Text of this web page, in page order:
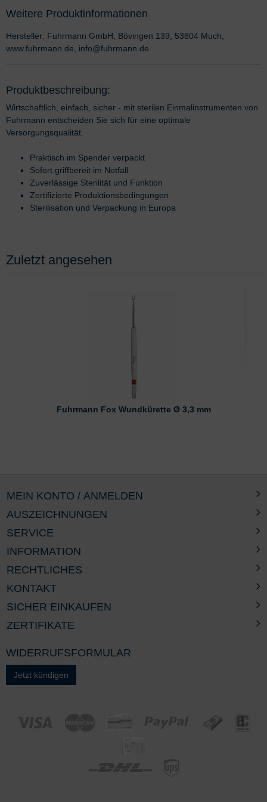
Weitere Produktinformationen
Hersteller: Fuhrmann GmbH, Bövingen 139, 53804 Much,
www.fuhrmann.de, info@fuhrmann.de
Produktbeschreibung:
Wirtschaftlich, einfach, sicher - mit sterilen Einmalinstrumenten von
Fuhrmann entscheiden Sie sich für eine optimale
Versorgungsqualität.
Praktisch im Spender verpackt
Sofort griffbereit im Notfall
Zuverlässige Sterilität und Funktion
Zertifizierte Produktionsbedingungen
Sterilisation und Verpackung in Europa
Zuletzt angesehen
Fuhrmann Fox Wundkürette Ø 3,3 mm
AUSZEICHNUNGEN
SERVICE
INFORMATION
RECHTLICHES
MEIN KONTO / ANMELDEN
KONTAKT
SICHER EINKAUFEN
ZERTIFIKATE
WIDERRUFSFORMULAR
Jetzt kündigen